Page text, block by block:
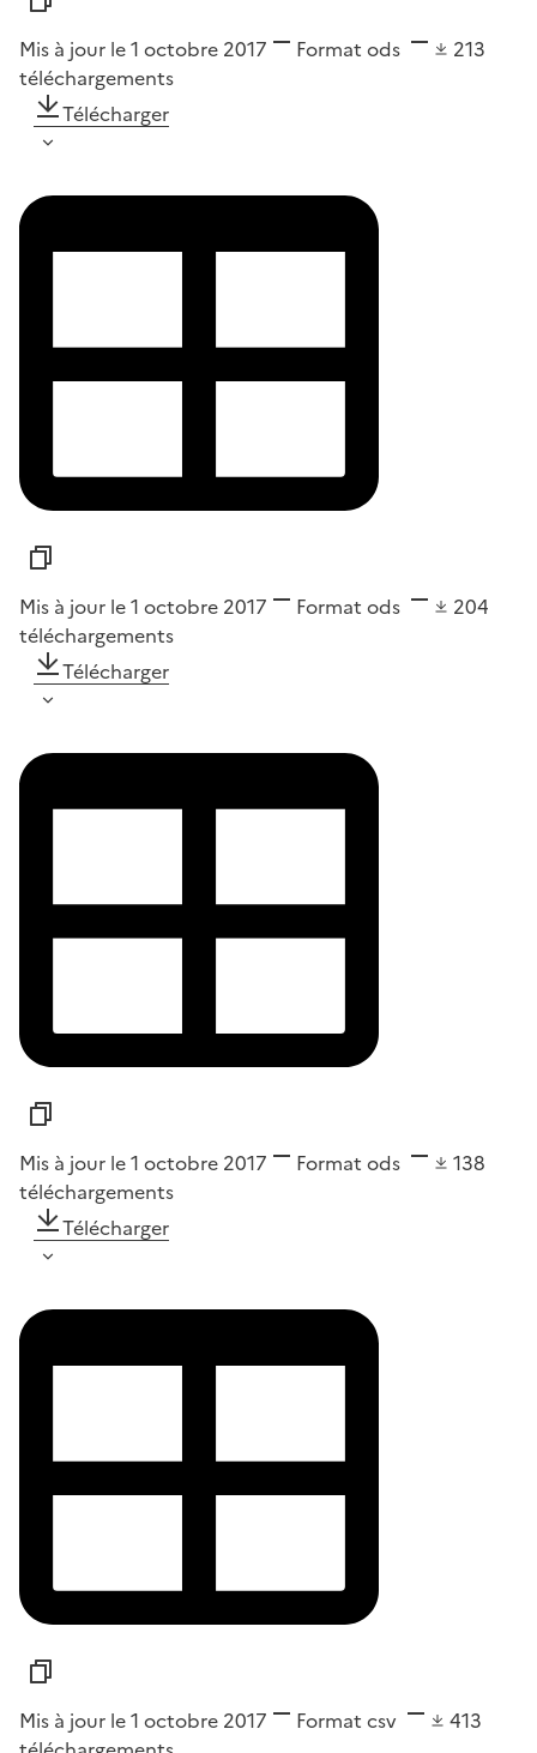
Mis à jour le 1 octobre 2017 Format ods
213
téléchargements
Télécharger
Mis à jour le 1 octobre 2017 Format ods
204
téléchargements
Télécharger
Mis à jour le 1 octobre 2017 Format ods
138
téléchargements
Télécharger
Mis à jour le 1 octobre 2017 Format csv
413